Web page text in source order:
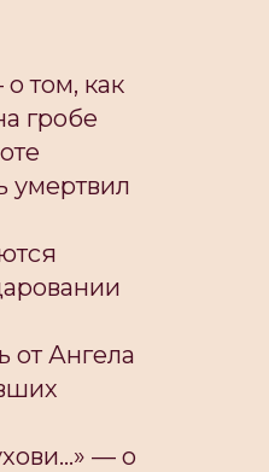
том, как
гробе
умертвил
от Ангела
— о